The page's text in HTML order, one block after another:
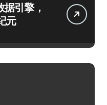
引擎，
元